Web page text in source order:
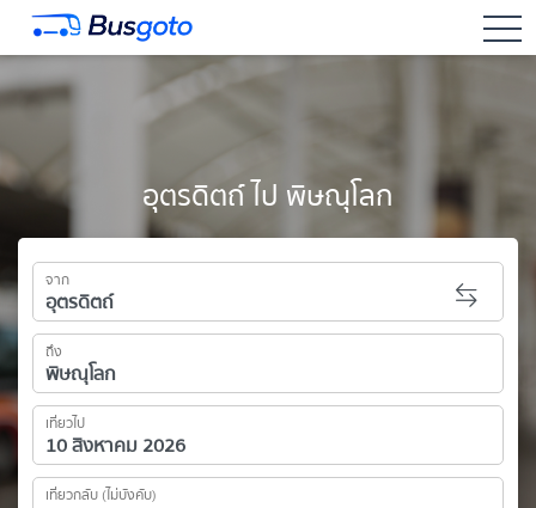
อุตรดิตถ์ ไป พิษณุโลก
จาก
ถึง
เที่ยวไป
เที่ยวกลับ (ไม่บังคับ)